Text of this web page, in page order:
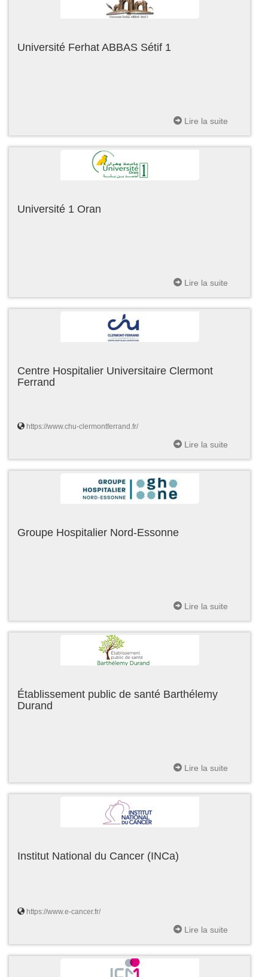
Université Ferhat ABBAS Sétif 1
Lire la suite
Université 1 Oran
Lire la suite
Centre Hospitalier Universitaire Clermont
Ferrand
https://www.chu-clermontferrand.fr/
Lire la suite
Groupe Hospitalier Nord-Essonne
Lire la suite
Établissement public de santé Barthélemy
Durand
Lire la suite
Institut National du Cancer (INCa)
https://www.e-cancer.fr/
Lire la suite